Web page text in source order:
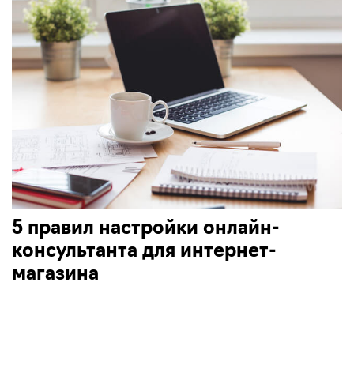
5 правил настройки онлайн-
консультанта для интернет-
магазина